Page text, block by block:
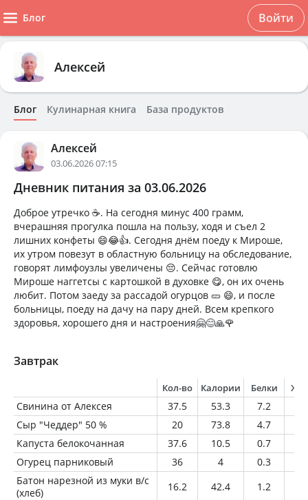
Блог Войти
Алексей
Блог Кулинарная книга База продуктов
Алексей
03.06.2026 07:15
Дневник питания за 03.06.2026
Доброе утречко ☕. На сегодня минус 400 грамм,
вчерашняя прогулка пошла на пользу, ходя и съел 2
лишних конфеты 😄😂👍. Сегодня днём поеду к Мироше,
их утром повезут в областную больницу на обследование,
говорят лимфоузлы увеличены 😔. Сейчас готовлю
Мироше наггетсы с картошкой в духовке 😋, он их очень
любит. Потом заеду за рассадой огурцов 🥒 😄, и после
больницы, поеду на дачу на пару дней. Всем крепкого
здоровья, хорошего дня и настроения🤗😊🙏🌹
Завтрак
Кол-во Калории Белки
Свинина от Алексея 37.5 53.3 7.2
Сыр "Чеддер" 50 %
20 73.8 4.7
Капуста белокочанная
37.6 10.5 0.7
Огурец парниковый
36 4 0.3
Батон нарезной из муки в/с
(хлеб)
16.2 42.4 1.2